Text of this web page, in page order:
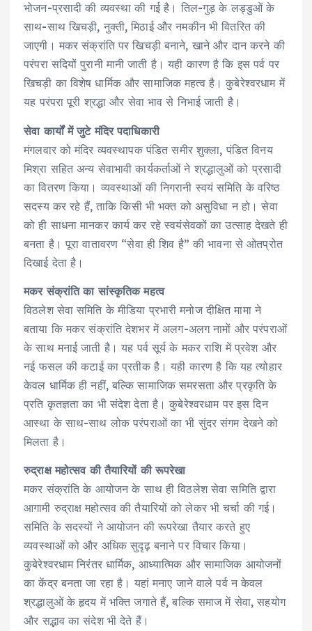
भोजन-प्रसादी की व्यवस्था की गई है। तिल-गुड़ के लड्डुओं के
साथ-साथ खिचड़ी, नुक्ती, मिठाई और नमकीन भी वितरित की
जाएगी। मकर संक्रांति पर खिचड़ी बनाने, खाने और दान करने की
परंपरा सदियों पुरानी मानी जाती है। यही कारण है कि इस पर्व पर
खिचड़ी का विशेष धार्मिक और सामाजिक महत्व है। कुबेरेश्वरधाम में
यह परंपरा पूरी श्रद्धा और सेवा भाव से निभाई जाती है।
सेवा कार्यों में जुटे मंदिर पदाधिकारी
मंगलवार को मंदिर व्यवस्थापक पंडित समीर शुक्ला, पंडित विनय
मिश्रा सहित अन्य सेवाभावी कार्यकर्ताओं ने श्रद्धालुओं को प्रसादी
का वितरण किया। व्यवस्थाओं की निगरानी स्वयं समिति के वरिष्ठ
सदस्य कर रहे हैं, ताकि किसी भी भक्त को असुविधा न हो। सेवा
को ही साधना मानकर कार्य कर रहे स्वयंसेवकों का उत्साह देखते ही
बनता है। पूरा वातावरण “सेवा ही शिव है” की भावना से ओतप्रोत
दिखाई देता है।
मकर संक्रांति का सांस्कृतिक महत्व
विठलेश सेवा समिति के मीडिया प्रभारी मनोज दीक्षित मामा ने
बताया कि मकर संक्रांति देशभर में अलग-अलग नामों और परंपराओं
के साथ मनाई जाती है। यह पर्व सूर्य के मकर राशि में प्रवेश और
नई फसल की कटाई का प्रतीक है। यही कारण है कि यह त्योहार
केवल धार्मिक ही नहीं, बल्कि सामाजिक समरसता और प्रकृति के
प्रति कृतज्ञता का भी संदेश देता है। कुबेरेश्वरधाम पर इस दिन
आस्था के साथ-साथ लोक परंपराओं का भी सुंदर संगम देखने को
मिलता है।
रुद्राक्ष महोत्सव की तैयारियों की रूपरेखा
मकर संक्रांति के आयोजन के साथ ही विठलेश सेवा समिति द्वारा
आगामी रुद्राक्ष महोत्सव की तैयारियों को लेकर भी चर्चा की गई।
समिति के सदस्यों ने आयोजन की रूपरेखा तैयार करते हुए
व्यवस्थाओं को और अधिक सुदृढ़ बनाने पर विचार किया।
कुबेरेश्वरधाम निरंतर धार्मिक, आध्यात्मिक और सामाजिक आयोजनों
का केंद्र बनता जा रहा है। यहां मनाए जाने वाले पर्व न केवल
श्रद्धालुओं के हृदय में भक्ति जगाते हैं, बल्कि समाज में सेवा, सहयोग
और सद्भाव का संदेश भी देते हैं।